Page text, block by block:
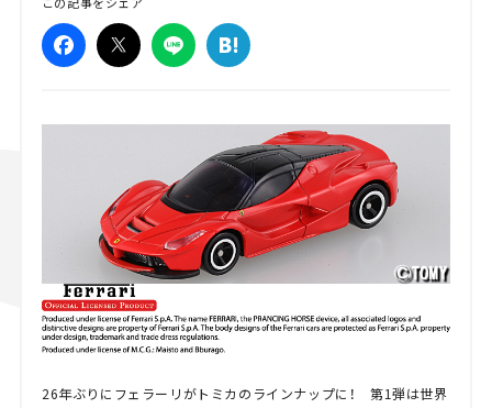
26年ぶりにフェラーリがトミカのラインナップに！ 第1弾は世界
Series
スズキ ジムニー｜Suzuki Jimny
スズキ｜Suzuki
マツダ｜Mazda
マツダ ロードスター｜Mazda Roadster